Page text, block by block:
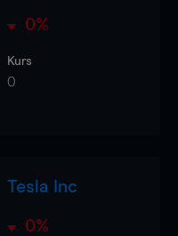
0%
Kurs
0
Tesla Inc
0%